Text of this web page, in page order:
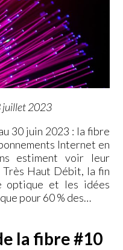
juillet 2023
30 juin 2023 : la fibre
Internet en
estiment voir leur
Haut Débit, la fin
optique et les idées
pour 60 % des…
la fibre #10